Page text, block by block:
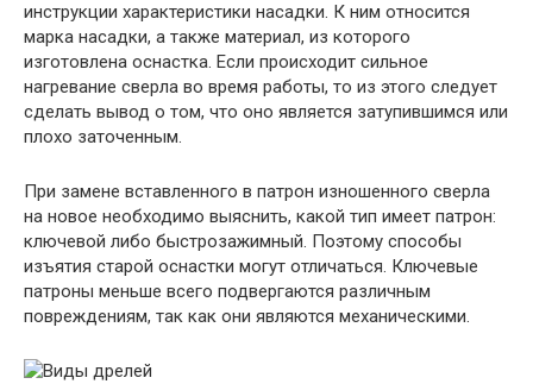
инструкции характеристики насадки. К ним относится
марка насадки, а также материал, из которого
изготовлена оснастка. Если происходит сильное
нагревание сверла во время работы, то из этого следует
сделать вывод о том, что оно является затупившимся или
плохо заточенным.
При замене вставленного в патрон изношенного сверла
на новое необходимо выяснить, какой тип имеет патрон:
ключевой либо быстрозажимный. Поэтому способы
изъятия старой оснастки могут отличаться. Ключевые
патроны меньше всего подвергаются различным
повреждениям, так как они являются механическими.